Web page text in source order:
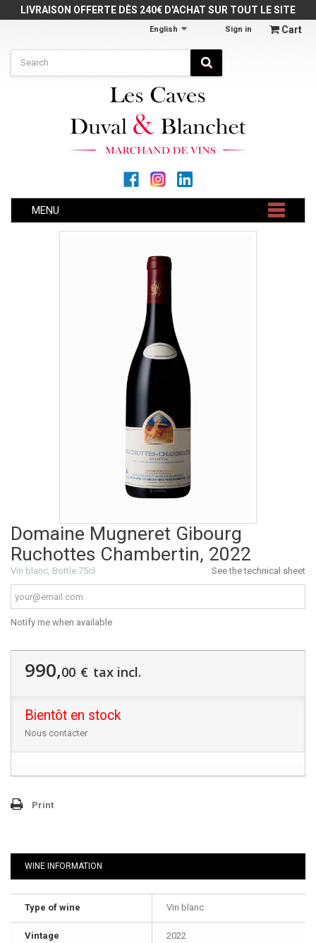
LIVRAISON OFFERTE DÈS 240€ D'ACHAT SUR TOUT LE SITE
Cart
Sign in
English
MENU
Domaine Mugneret Gibourg
Ruchottes Chambertin, 2022
Vin blanc, Bottle 75cl See the technical sheet
Notify me when available
990,00 € tax incl.
Bientôt en stock
Nous contacter
Print
WINE INFORMATION
Type of wine Vin blanc
Vintage 2022
Cookies management panel